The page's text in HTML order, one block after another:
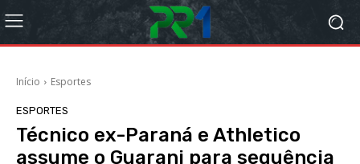
Início Esportes
ESPORTES
Técnico ex-Paraná e Athletico
assume o Guarani para sequência